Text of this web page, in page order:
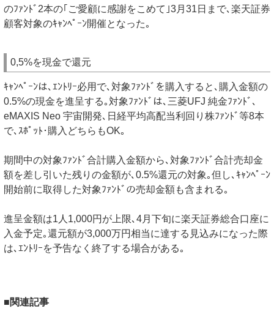
のﾌｧﾝﾄﾞ2本の｢ご愛顧に感謝をこめて｣3月31日まで､楽天証券
顧客対象のｷｬﾝﾍﾟｰﾝ開催となった｡
0,5%を現金で還元
ｷｬﾝﾍﾟｰﾝは､ｴﾝﾄﾘｰ必用で､対象ﾌｧﾝﾄﾞを購入すると､購入金額の
0.5%の現金を進呈する｡対象ﾌｧﾝﾄﾞは､三菱UFJ 純金ﾌｧﾝﾄﾞ､
eMAXIS Neo 宇宙開発､日経平均高配当利回り株ﾌｧﾝﾄﾞ等8本
で､ｽﾎﾟｯﾄ･購入どちらもOK｡
期間中の対象ﾌｧﾝﾄﾞ合計購入金額から､対象ﾌｧﾝﾄﾞ合計売却金
額を差し引いた残りの金額が､0.5%還元の対象｡但し､ｷｬﾝﾍﾟｰﾝ
開始前に取得した対象ﾌｧﾝﾄﾞの売却金額も含まれる｡
進呈金額は1人1,000円が上限､4月下旬に楽天証券総合口座に
入金予定｡還元額が3,000万円相当に達する見込みになった際
は､ｴﾝﾄﾘｰを予告なく終了する場合がある｡
■関連記事